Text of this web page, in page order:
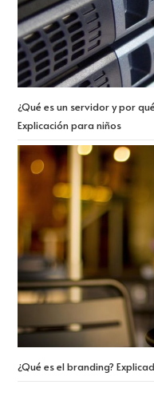
¿Qué es un servidor y por
Explicación para niños
¿Qué es el branding?